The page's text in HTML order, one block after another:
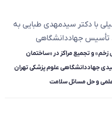
با دکتر سیدمهدی طبایی به
تأسیس جهاددانشگاهی
زخم» و تجمیع مراکز در «ساختمان
جهاددانشگاهی علوم پزشکی تهران
و حل مسائل سلامت